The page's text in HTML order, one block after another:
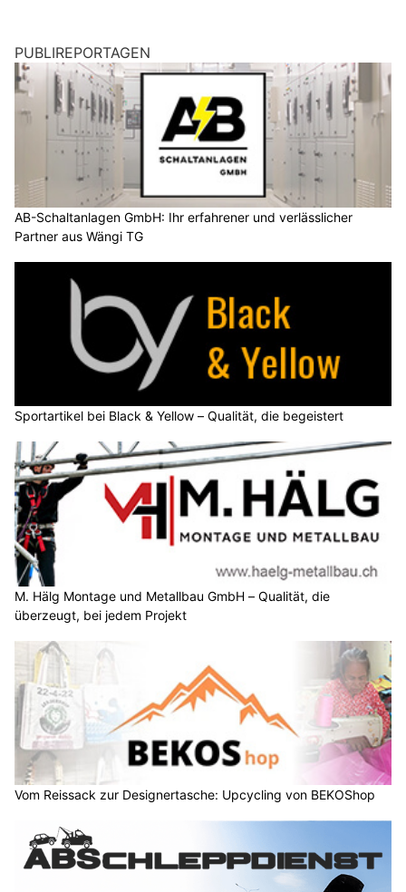
PUBLIREPORTAGEN
AB-Schaltanlagen GmbH: Ihr erfahrener und verlässlicher
Partner aus Wängi TG
Sportartikel bei Black & Yellow – Qualität, die begeistert
M. Hälg Montage und Metallbau GmbH – Qualität, die
überzeugt, bei jedem Projekt
Vom Reissack zur Designertasche: Upcycling von BEKOShop